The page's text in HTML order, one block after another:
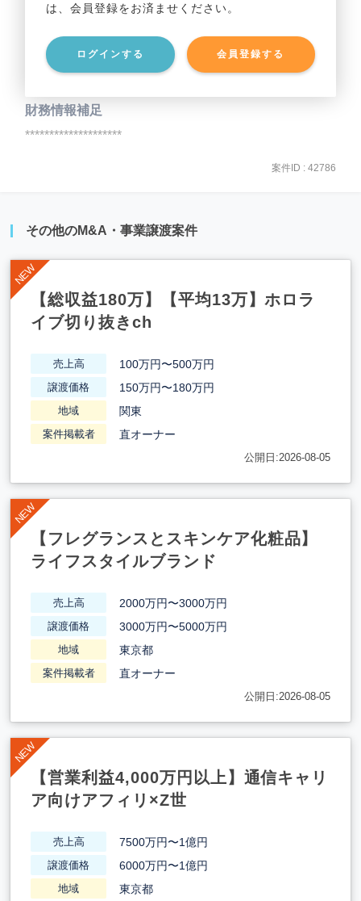
は、会員登録をお済ませください。
ログインする 会員登録する
事業資産 ********************
事業負債 ********************
財務情報補足
********************
案件ID : 42786
その他のM&A・事業譲渡案件
【総収益180万】【平均13万】ホロラ
イブ切り抜きch
売上高 100万円〜500万円
譲渡価格 150万円〜180万円
地域 関東
案件掲載者 直オーナー
公開日:2026-08-05
【フレグランスとスキンケア化粧品】
ライフスタイルブランド
売上高 2000万円〜3000万円
譲渡価格 3000万円〜5000万円
地域 東京都
案件掲載者 直オーナー
公開日:2026-08-05
【営業利益4,000万円以上】通信キャリ
ア向けアフィリ×Z世
売上高 7500万円〜1億円
譲渡価格 6000万円〜1億円
地域 東京都